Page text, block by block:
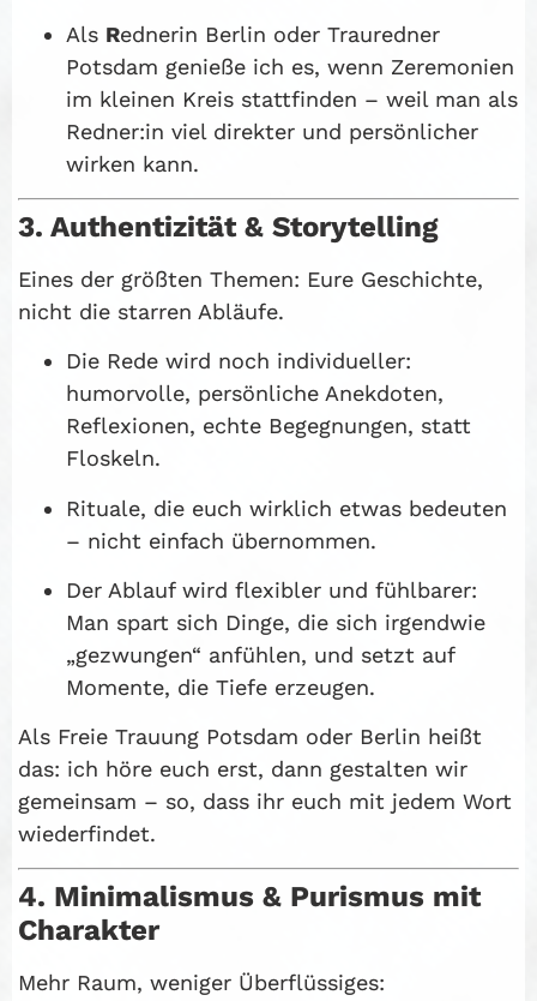
Als Rednerin Berlin oder Trauredner
Potsdam genieße ich es, wenn Zeremonien
im kleinen Kreis stattfinden – weil man als
Redner:in viel direkter und persönlicher
wirken kann.
3. Authentizität & Storytelling
Eines der größten Themen: Eure Geschichte,
nicht die starren Abläufe.
Die Rede wird noch individueller:
humorvolle, persönliche Anekdoten,
Reflexionen, echte Begegnungen, statt
Floskeln.
Rituale, die euch wirklich etwas bedeuten
– nicht einfach übernommen.
Der Ablauf wird flexibler und fühlbarer:
Man spart sich Dinge, die sich irgendwie
„gezwungen“ anfühlen, und setzt auf
Momente, die Tiefe erzeugen.
Als Freie Trauung Potsdam oder Berlin heißt
das: ich höre euch erst, dann gestalten wir
gemeinsam – so, dass ihr euch mit jedem Wort
wiederfindet.
4. Minimalismus & Purismus mit
Charakter
Mehr Raum, weniger Überflüssiges: